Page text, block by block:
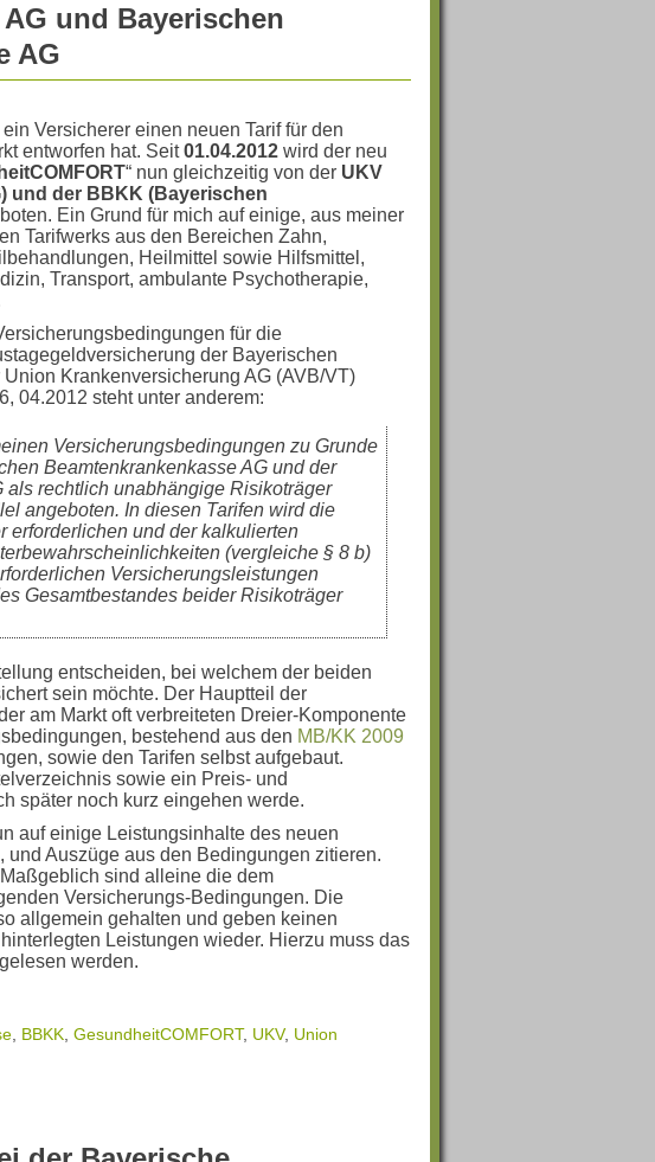
und Bayerischen
AG
Versicherer einen neuen Tarif für den
entworfen hat. Seit01.04.2012 wird der neu
“ nun gleichzeitig von der UKV
und der BBKK (Bayerischen
Ein Grund für mich auf einige, aus meiner
Tarifwerks aus den Bereichen Zahn,
Heilmittel sowie Hilfsmittel,
Transport, ambulante Psychotherapie,
für die
der Bayerischen
Krankenversicherung AG (AVB/VT)
04.2012 steht unter anderem:
Versicherungsbedingungen zu Grunde
Beamtenkrankenkasse AG und der
als rechtlich unabhängige Risikoträger
angeboten. In diesen Tarifen wird die
erforderlichen und der kalkulierten
(vergleiche § 8 b)
Versicherungsleistungen
Gesamtbestandes beider Risikoträger
entscheiden, bei welchem der beiden
sein möchte. Der Hauptteil der
am Markt oft verbreiteten Dreier-Komponente
bestehend aus den MB/KK 2009
sowie den Tarifen selbst aufgebaut.
sowie ein Preis- und
später noch kurz eingehen werde.
auf einige Leistungsinhalte des neuen
Auszüge aus den Bedingungen zitieren.
sind alleine die dem
Versicherungs-Bedingungen. Die
allgemein gehalten und geben keinen
Leistungen wieder. Hierzu muss das
werden.
BBKK GesundheitCOMFORT, UKV, Union